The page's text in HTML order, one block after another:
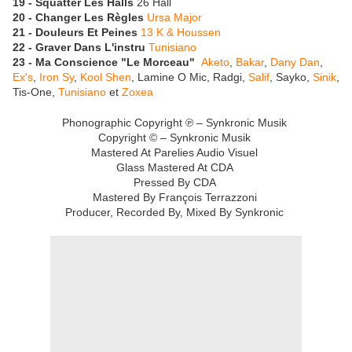
20 - Changer Les Règles Ursa Major
21 - Douleurs Et Peines 13 K & Houssen
22 - Graver Dans L'instru Tunisiano
23 - Ma Conscience "Le Morceau" Aketo Bakar, Dany Dan
Ex's Iron Sy, Kool Shen , Lamine O Mic, Radgi, Salif , Sayko, Sinik
Tis-One, Tunisiano et Zoxea
Phonographic Copyright ℗ – Synkronic Musik
Copyright © – Synkronic Musik
Mastered At Parelies Audio Visuel
Glass Mastered At CDA
Pressed By CDA
Mastered By François Terrazzoni
Producer, Recorded By, Mixed By Synkronic